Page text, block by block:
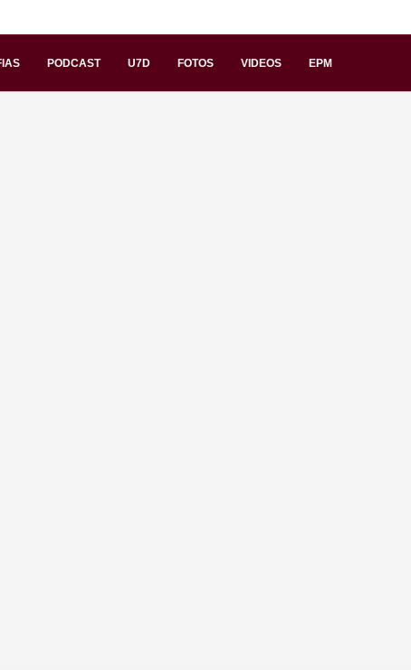
PODCAST U7D FOTOS VIDEOS EPM